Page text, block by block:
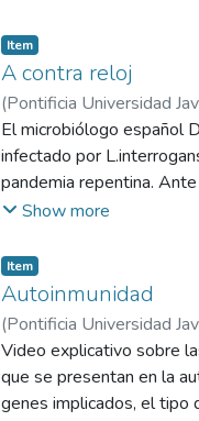
Item
A contra reloj
(Pontificia Universidad
Arango Blanco, Diana
Pacheco, Santiago José;
José;Estrella Insuasty,
Castañeda Ramírez,
El microbiólogo español
infectado por
pandemia repentina. Ante
sociedad, el Dr. Ruiz
encontrar lo necesario
mismo tiempo que
y sintomatología. ¿Ser
toda cura tiene su precio,
todos.
Show more
Item
Autoinmunidad
(Pontificia Universidad
2017 )Moreno Correa,
Video explicativo sobre
que se presentan en la
genes implicados, el tipo